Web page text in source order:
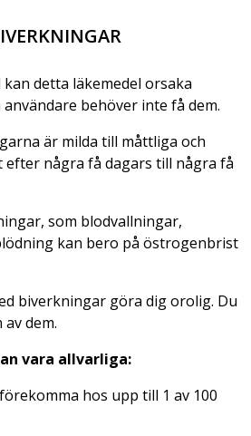
detta läkemedel orsaka
behöver inte få dem.
är milda till måttliga och
några få dagars till några få
som blodvallningar,
kan bero på östrogenbrist
biverkningar göra dig orolig. Du
dem.
vara allvarliga:
hos upp till 1 av 100